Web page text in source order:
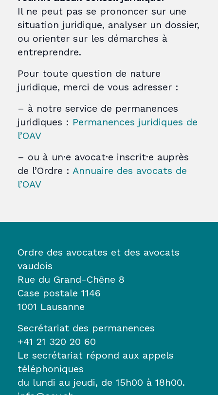
Il ne peut pas se prononcer sur une
situation juridique, analyser un dossier,
ou orienter sur les démarches à
entreprendre.
Pour toute question de nature
juridique, merci de vous adresser :
– à notre service de permanences
juridiques : Permanences juridiques de
l’OAV
– ou à un·e avocat·e inscrit·e auprès
de l’Ordre : Annuaire des avocats de
l’OAV
Ordre des avocates et des avocats
vaudois
Rue du Grand-Chêne 8
Case postale 1146
1001 Lausanne
Secrétariat des permanences
+41 21 320 20 60
Le secrétariat répond aux appels
téléphoniques
du lundi au jeudi, de 15h00 à 18h00.